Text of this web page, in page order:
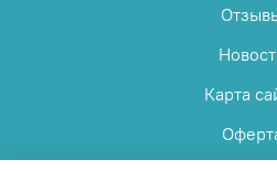
Карта